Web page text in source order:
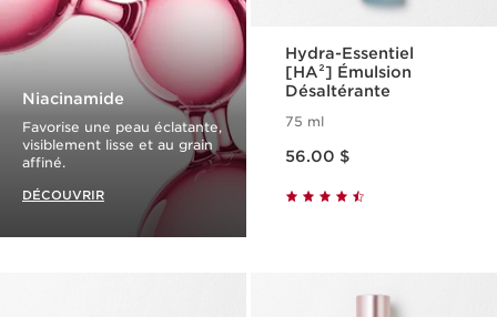
Niacinamide
Favorise une peau éclatante,
visiblement lisse et au grain
affiné.
DÉCOUVRIR
Hydra-Essentiel
[HA²] Émulsion
Désaltérante
75 ml
56.00 $